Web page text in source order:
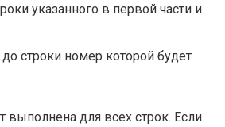
указанного в первой части и
строки номер которой будет
выполнена для всех строк. Если